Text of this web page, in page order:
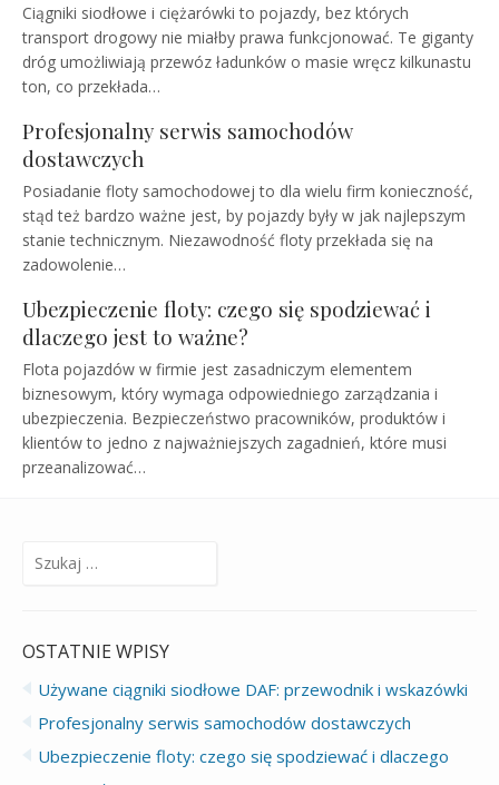
Ciągniki siodłowe i ciężarówki to pojazdy, bez których
transport drogowy nie miałby prawa funkcjonować. Te giganty
dróg umożliwiają przewóz ładunków o masie wręcz kilkunastu
ton, co przekłada…
Profesjonalny serwis samochodów
dostawczych
Posiadanie floty samochodowej to dla wielu firm konieczność,
stąd też bardzo ważne jest, by pojazdy były w jak najlepszym
stanie technicznym. Niezawodność floty przekłada się na
zadowolenie…
Ubezpieczenie floty: czego się spodziewać i
dlaczego jest to ważne?
Flota pojazdów w firmie jest zasadniczym elementem
biznesowym, który wymaga odpowiedniego zarządzania i
ubezpieczenia. Bezpieczeństwo pracowników, produktów i
klientów to jedno z najważniejszych zagadnień, które musi
przeanalizować…
Szukaj:
OSTATNIE WPISY
Używane ciągniki siodłowe DAF: przewodnik i wskazówki
Profesjonalny serwis samochodów dostawczych
Ubezpieczenie floty: czego się spodziewać i dlaczego